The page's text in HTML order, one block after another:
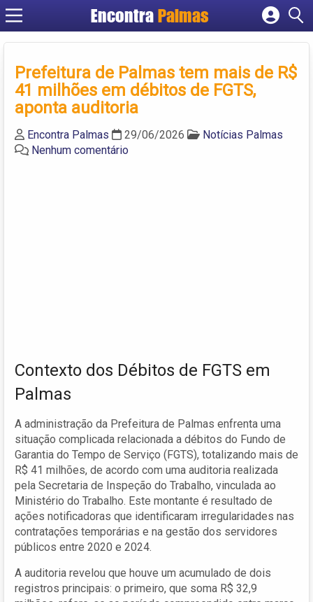
Encontra Palmas
Cadastrar empresa
Criar conta
Prefeitura de Palmas tem mais de R$
41 milhões em débitos de FGTS,
aponta auditoria
Encontra Palmas 29/06/2026
Notícias Palmas
Nenhum comentário
Contexto dos Débitos de FGTS em
Palmas
A administração da Prefeitura de Palmas enfrenta uma
situação complicada relacionada a débitos do Fundo de
Garantia do Tempo de Serviço (FGTS), totalizando mais de
R$ 41 milhões, de acordo com uma auditoria realizada
pela Secretaria de Inspeção do Trabalho, vinculada ao
Ministério do Trabalho. Este montante é resultado de
ações notificadoras que identificaram irregularidades nas
contratações temporárias e na gestão dos servidores
públicos entre 2020 e 2024.
A auditoria revelou que houve um acumulado de dois
registros principais: o primeiro, que soma R$ 32,9